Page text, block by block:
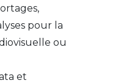
pour la
ou
et